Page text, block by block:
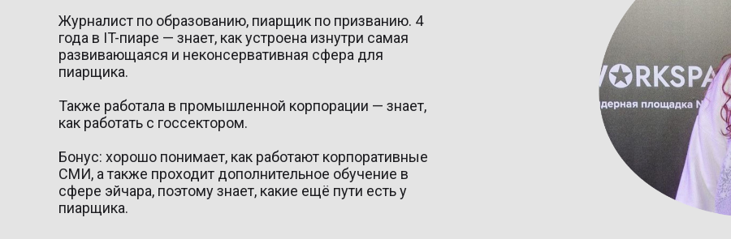
Журналист по образованию, пиарщик по призванию. 4
года в IT-пиаре — знает, как устроена изнутри самая
развивающаяся и неконсервативная сфера для
пиарщика.
Также работала в промышленной корпорации — знает,
как работать с госсектором.
Бонус: хорошо понимает, как работают корпоративные
СМИ, а также проходит дополнительное обучение в
сфере эйчара, поэтому знает, какие ещё пути есть у
пиарщика.